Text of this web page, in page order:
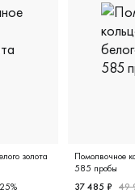
золота
25%
Помолвочное
585 пробы
37 485 ₽ 49